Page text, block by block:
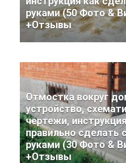
руками (50 Фото &
+Отзывы
Отмостка вокруг
устройство,
чертежи,
правильно сделать
руками (30 Фото &
+Отзывы